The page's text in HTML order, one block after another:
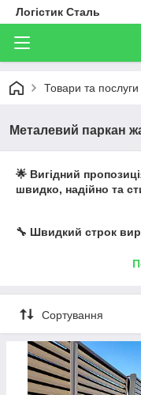
Логістик Сталь
Товари та послуги
Металевий паркан
🌟 Вигідний
швидко, надійно та
🔧 Швидкий строк
виконується
швидко
🎨 Великий вибір
різноманітні
імітація дерева, щоб
відповідає вашому
Сортування